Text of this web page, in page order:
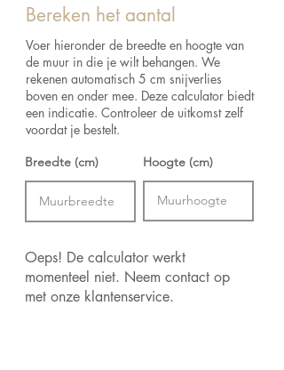
Breedte: 186 cm
Afmetingen:
Decor van 2.80 m lang x 1.86
m breed = 5.21 m²
retourbeleid voor de retourvoorwaarden.
Bereken het aantal
Voer hieronder de breedte en hoogte van
de muur in die je wilt behangen. We
rekenen automatisch 5 cm snijverlies
boven en onder mee. Deze calculator biedt
een indicatie. Controleer de uitkomst zelf
voordat je bestelt.
Breedte (cm) Hoogte (cm)
Oeps! De calculator werkt
momenteel niet. Neem contact op
met onze klantenservice.